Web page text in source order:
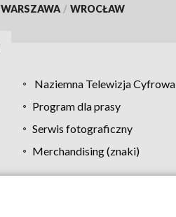
WARSZAWA / WROCŁAW
Naziemna Telewizja Cyfrowa
Program dla prasy
Serwis fotograficzny
Merchandising (znaki)